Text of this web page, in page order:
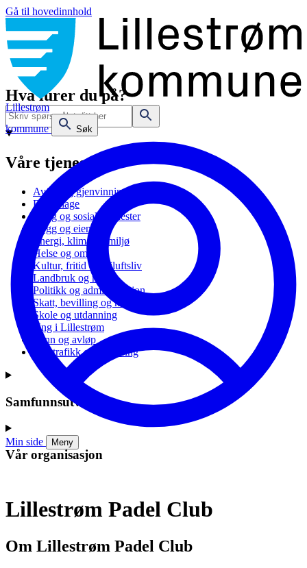
Gå til hovedinnhold
Lillestrøm
kommune
Søk
Min side Meny
Hva lurer du på?
Våre tjenester
Avfall og gjenvinning
Barnehage
Bolig og sosiale tjenester
Bygg og eiendom
Energi, klima og miljø
Helse og omsorg
Kultur, fritid og friluftsliv
Landbruk og natur
Politikk og administrasjon
Skatt, bevilling og næring
Skole og utdanning
Ung i Lillestrøm
Vann og avløp
Vei, trafikk og parkering
Samfunnsutvikling
Vår organisasjon
Lillestrøm Padel Club
Om Lillestrøm Padel Club